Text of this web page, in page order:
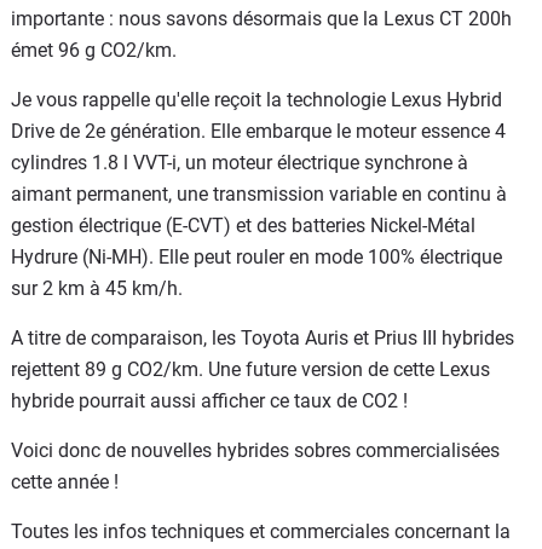
importante : nous savons désormais que la Lexus CT 200h
émet 96 g CO2/km.
Je vous rappelle qu'elle reçoit la technologie Lexus Hybrid
Drive de 2e génération. Elle embarque le moteur essence 4
cylindres 1.8 l VVT-i, un moteur électrique synchrone à
aimant permanent, une transmission variable en continu à
gestion électrique (E-CVT) et des batteries Nickel-Métal
Hydrure (Ni-MH). Elle peut rouler en mode 100% électrique
sur 2 km à 45 km/h.
A titre de comparaison, les Toyota Auris et Prius III hybrides
rejettent 89 g CO2/km. Une future version de cette Lexus
hybride pourrait aussi afficher ce taux de CO2 !
Voici donc de nouvelles hybrides sobres commercialisées
cette année !
Toutes les infos techniques et commerciales concernant la